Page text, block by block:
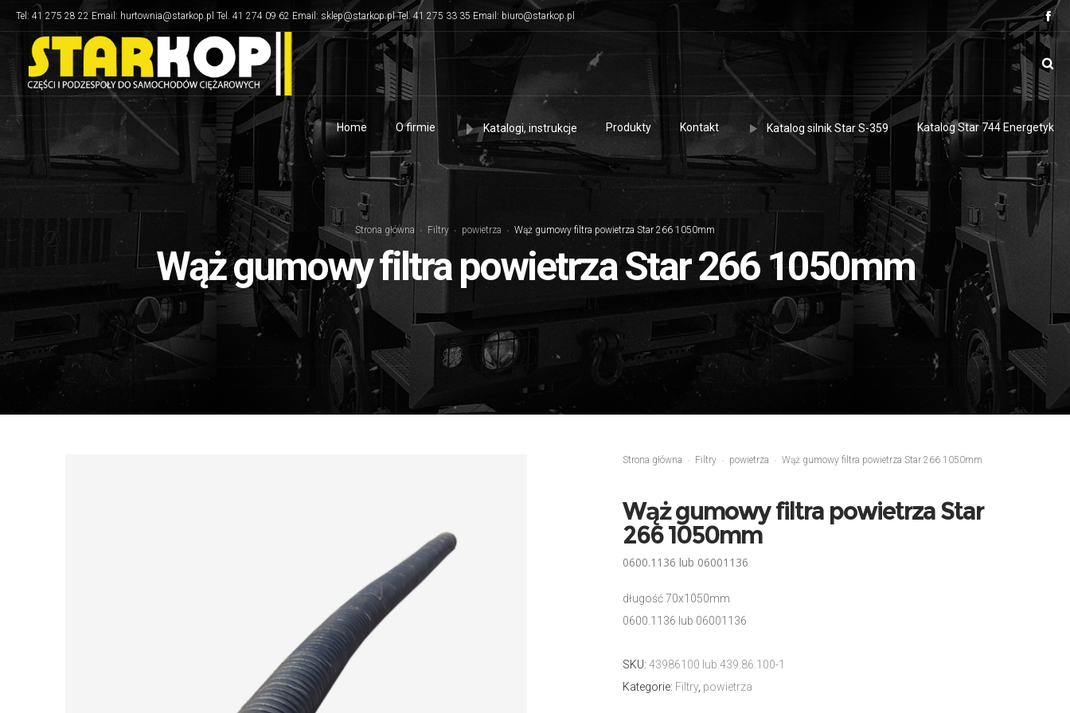
Tel: 41 275 28 22 Email: hurtownia@starkop.pl Tel. 41 274 09 62 Email: sklep@starkop.pl Tel. 41 275 33 35 Email: biuro@starkop.pl
Home O firmie Katalogi, instrukcje Produkty Kontakt Katalog silnik Star S-359 Katalog Star 744 Energetyk
Strona główna Filtry powietrza Wąż gumowy filtra powietrza Star 266 1050mm
Wąż gumowy filtra powietrza Star 266 1050mm
Strona główna Filtry powietrza Wąż gumowy filtra powietrza Star 266 1050mm
Wąż gumowy filtra powietrza Star
266 1050mm
0600.1136 lub 06001136
długość 70x1050mm
0600.1136 lub 06001136
SKU: 43986100 lub 439.86.100-1
Kategorie: Filtry, powietrza